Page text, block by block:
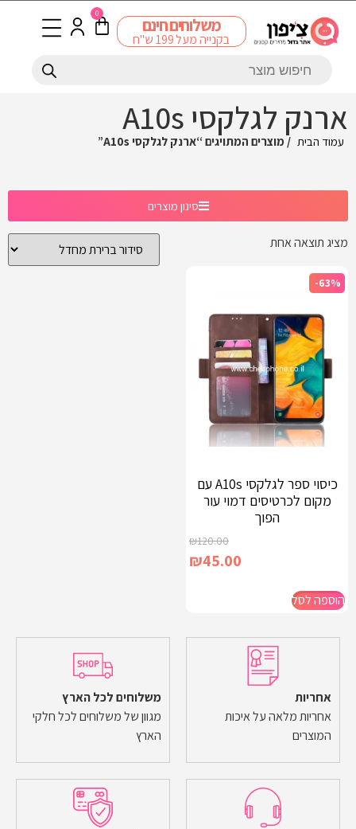
משלוחים חינם
בקנייה מעל 199 ש"ח
0
ארנק לגלקסי A10s
עמוד הבית / מוצרים המתויגים “ארנק לגלקסי A10s”
סינון מוצרים
מציג תוצאה אחת
-63%
כיסוי ספר לגלקסי A10s עם
מקום לכרטיסים דמוי עור
הפוך
₪120.00
₪45.00
הוספה לסל
אחריות
אחריות מלאה על איכות
המוצרים
משלוחים לכל הארץ
מגוון של משלוחים לכל חלקי
הארץ